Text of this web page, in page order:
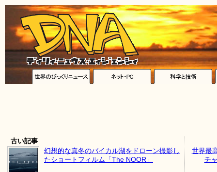
古い記事
幻想的な真冬のバイカル湖をドローン撮影し
たショートフィルム「The NOOR」
世界最
チ